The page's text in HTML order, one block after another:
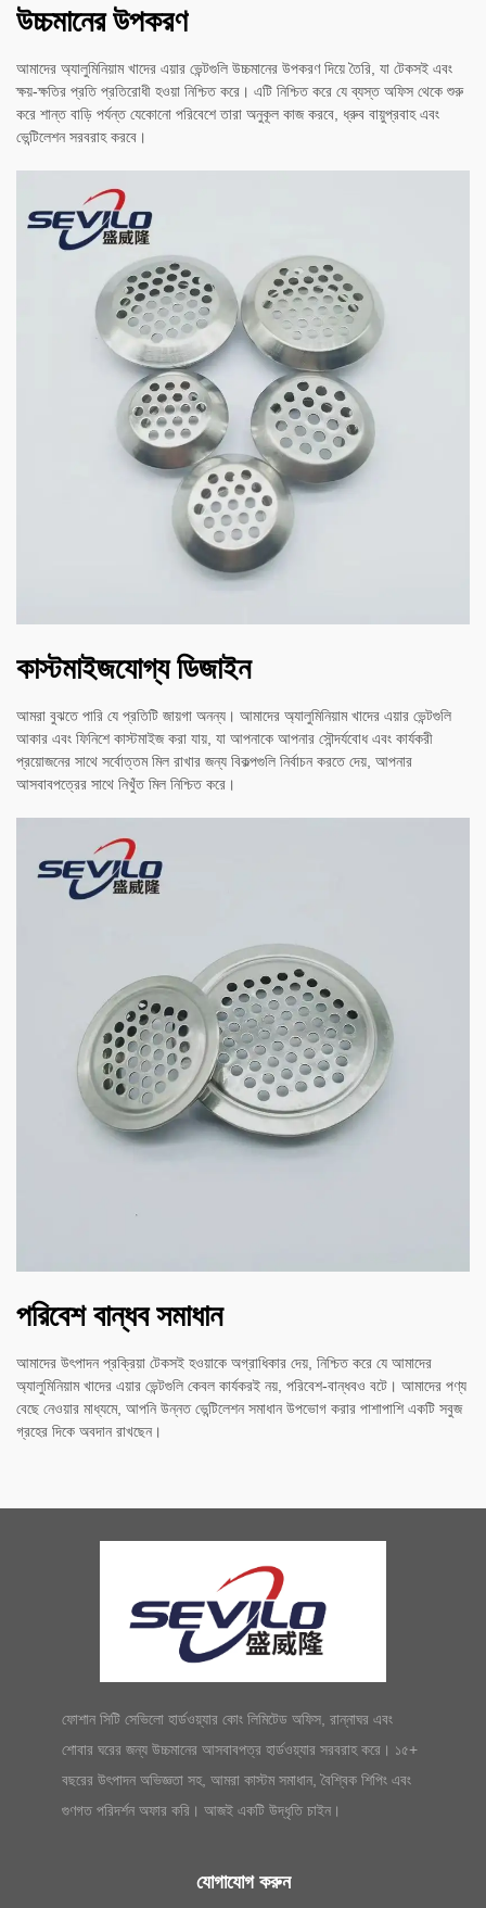
উচ্চমানের উপকরণ
আমাদের অ্যালুমিনিয়াম খাদের এয়ার ভেন্টগুলি উচ্চমানের উপকরণ দিয়ে তৈরি, যা টেকসই এবং
ক্ষয়-ক্ষতির প্রতি প্রতিরোধী হওয়া নিশ্চিত করে। এটি নিশ্চিত করে যে ব্যস্ত অফিস থেকে শুরু
করে শান্ত বাড়ি পর্যন্ত যেকোনো পরিবেশে তারা অনুকূল কাজ করবে, ধ্রুব বায়ুপ্রবাহ এবং
ভেন্টিলেশন সরবরাহ করবে।
কাস্টমাইজযোগ্য ডিজাইন
আমরা বুঝতে পারি যে প্রতিটি জায়গা অনন্য। আমাদের অ্যালুমিনিয়াম খাদের এয়ার ভেন্টগুলি
আকার এবং ফিনিশে কাস্টমাইজ করা যায়, যা আপনাকে আপনার সৌন্দর্যবোধ এবং কার্যকরী
প্রয়োজনের সাথে সর্বোত্তম মিল রাখার জন্য বিকল্পগুলি নির্বাচন করতে দেয়, আপনার
আসবাবপত্রের সাথে নিখুঁত মিল নিশ্চিত করে।
পরিবেশ বান্ধব সমাধান
আমাদের উৎপাদন প্রক্রিয়া টেকসই হওয়াকে অগ্রাধিকার দেয়, নিশ্চিত করে যে আমাদের
অ্যালুমিনিয়াম খাদের এয়ার ভেন্টগুলি কেবল কার্যকরই নয়, পরিবেশ-বান্ধবও বটে। আমাদের পণ্য
বেছে নেওয়ার মাধ্যমে, আপনি উন্নত ভেন্টিলেশন সমাধান উপভোগ করার পাশাপাশি একটি সবুজ
গ্রহের দিকে অবদান রাখছেন।
ফোশান সিটি সেভিলো হার্ডওয়্যার কোং লিমিটেড অফিস, রান্নাঘর এবং
শোবার ঘরের জন্য উচ্চমানের আসবাবপত্র হার্ডওয়্যার সরবরাহ করে। ১৫+
বছরের উৎপাদন অভিজ্ঞতা সহ, আমরা কাস্টম সমাধান, বৈশ্বিক শিপিং এবং
গুণগত পরিদর্শন অফার করি। আজই একটি উদ্ধৃতি চাইন।
যোগাযোগ করুন